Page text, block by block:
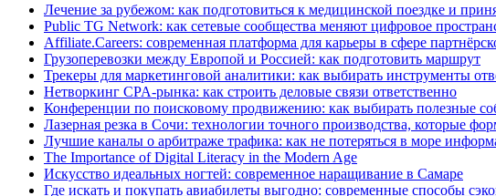
Лечение за рубежом: как подготовиться к медицинской поездке и
Public TG Network: как сетевые сообщества меняют цифровое
Affiliate.Careers: современная платформа для карьеры в сфере
Грузоперевозки между Европой и Россией: как подготовить маршрут
Трекеры для маркетинговой аналитики: как выбирать инструменты
Нетворкинг CPA-рынка: как строить деловые связи ответственно
Конференции по поисковому продвижению: как выбирать полезные
Лазерная резка в Сочи: технологии точного производства, которые
Лучшие каналы о арбитраже трафика: как не потеряться в море
The Importance of Digital Literacy in the Modern Age
Искусство идеальных ногтей: современное наращивание в Самаре
Где искать и покупать авиабилеты выгодно: современные способы